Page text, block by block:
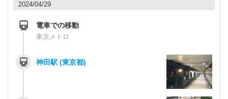
2024/04/29
電車での移動
東京メトロ
神田駅 (東京都)